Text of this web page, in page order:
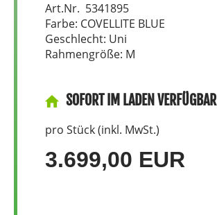
Art.Nr. 5341895
Farbe: COVELLITE BLUE
Geschlecht: Uni
Rahmengröße: M
SOFORT IM LADEN VERFÜGBAR
pro Stück (inkl. MwSt.)
3.699,00 EUR